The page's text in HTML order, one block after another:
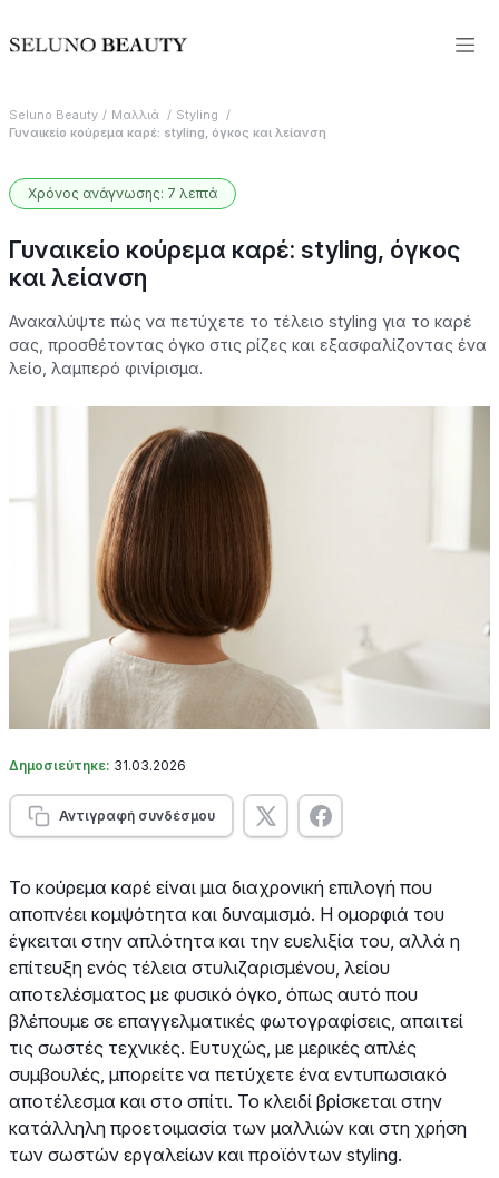
Seluno Beauty Μαλλιά
Styling
Γυναικείο κούρεμα καρέ: styling, όγκος και λείανση
Χρόνος ανάγνωσης: 7 λεπτά
Γυναικείο κούρεμα καρέ: styling, όγκος
και λείανση
Ανακαλύψτε πώς να πετύχετε το τέλειο styling για το καρέ
σας, προσθέτοντας όγκο στις ρίζες και εξασφαλίζοντας ένα
λείο, λαμπερό φινίρισμα.
Δημοσιεύτηκε: 31.03.2026
Αντιγραφή συνδέσμου
Το κούρεμα καρέ είναι μια διαχρονική επιλογή που
αποπνέει κομψότητα και δυναμισμό. Η ομορφιά του
έγκειται στην απλότητα και την ευελιξία του, αλλά η
επίτευξη ενός τέλεια στυλιζαρισμένου, λείου
αποτελέσματος με φυσικό όγκο, όπως αυτό που
βλέπουμε σε επαγγελματικές φωτογραφίσεις, απαιτεί
τις σωστές τεχνικές. Ευτυχώς, με μερικές απλές
συμβουλές, μπορείτε να πετύχετε ένα εντυπωσιακό
αποτέλεσμα και στο σπίτι. Το κλειδί βρίσκεται στην
κατάλληλη προετοιμασία των μαλλιών και στη χρήση
των σωστών εργαλείων και προϊόντων styling.